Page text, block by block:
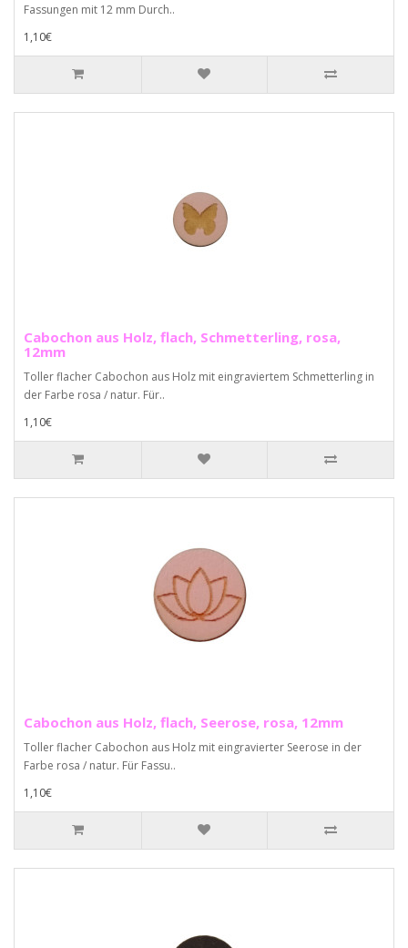
Fassungen mit 12 mm Durch..
1,10€
Cabochon aus Holz, flach, Schmetterling, rosa,
12mm
Toller flacher Cabochon aus Holz mit eingraviertem Schmetterling in
der Farbe rosa / natur. Für..
1,10€
Cabochon aus Holz, flach, Seerose, rosa, 12mm
Toller flacher Cabochon aus Holz mit eingravierter Seerose in der
Farbe rosa / natur. Für Fassu..
1,10€